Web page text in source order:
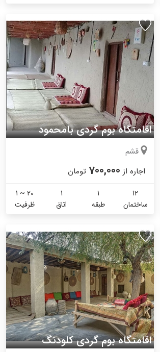
اقامتگاه بوم گردی بامحمود
قشم
اجاره از 700,000 تومان
12
ساختمان
1
طبقه
1
اتاق
1 ~ 20
ظرفیت
اقامتگاه بوم گردی کلودنگ